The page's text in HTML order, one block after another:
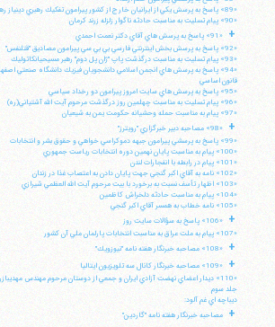
«89» پاسخ به پرسش يكي از ايرانيان خارج از كشور پيرامون تفكيك رهبري دينياز رهبري سياسي
«90» پيام تسليت به مناسبت حادثه ناگوار زلزله زرند كرمان
+
«91» پاسخ به پرسش هاي آقاي دكتر نعمت احمدي
«92» پاسخ به پرسش بخش اينترنتي فارسي بي بي سي پيرامون مصاديق "قتلنفس"
«93» پيام تسليت به مناسبت درگذشت پاپ "ژان پل دوم" رهبر مسيحيانكاتوليك
«94» پاسخ به پرسش هاي انجمن اسلامي دانشجويان فيزيك دانشگاه صنعتي
قانون اساسي
«95» پاسخ به پرسش هاي سايت امروز پيرامون دو رخداد سياسي
«96» پيام تسليت به مناسبت چهلمين روز درگذشت مرحوم آيت الله آشتياني(ره)
«97» پيام به مناسبت حمله وحشيانه حكومت يمن به شيعيان
+
«98» مصاحبه دبير خبرگزاري "رويترز"
«99» پاسخ به پرسشي پيرامون جبهه دموكراسي خواهي و حقوق بشر و انتخابات
«100» پيام به مناسبت پايان نهمين دوره انتخابات رياست جمهوري
«101» پيام در رابطه با انفجارات لندن
«102» نامه به آقاي اكبر گنجي جهت پايان دادن به اعتصاب غذا در زندان
«103» اظهار تأسف نسبت به برخورد با بيت مرحوم آيت الله العظمي شيرازي
«104» پيام به مناسبت حادثه دلخراش كاظمين
«105» نامه خطاب به همسر آقاي اكبر گنجي
+
«106» پاسخ به سؤالات سايت روز
«107» پيام به ملت عراق به مناسبت انتخابات پارلمان ملي آن كشور
+ «108» مصاحبه خبرنگار هفته نامه "نيوزويك"
+
«109» مصاحبه خبرنگار كانال سه تلويزيون ايتاليا
«110» ديدار اعضاي نهضت آزادي ايران و جمعي از دوستان مرحوم مهندس مهديبازرگان
جلد سوم
ديباچه اي غم آلود:
+ مصاحبه خبرنگار هفته نامه "گاردين"